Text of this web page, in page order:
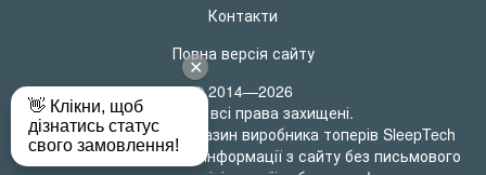
Контакти
Повна версія сайту
© 2014—2026
MatrasRoll всі права захищені.
Офіційний інтернет-магазин виробника топерів SleepTech
Будь-яке використання інформації з сайту без письмового